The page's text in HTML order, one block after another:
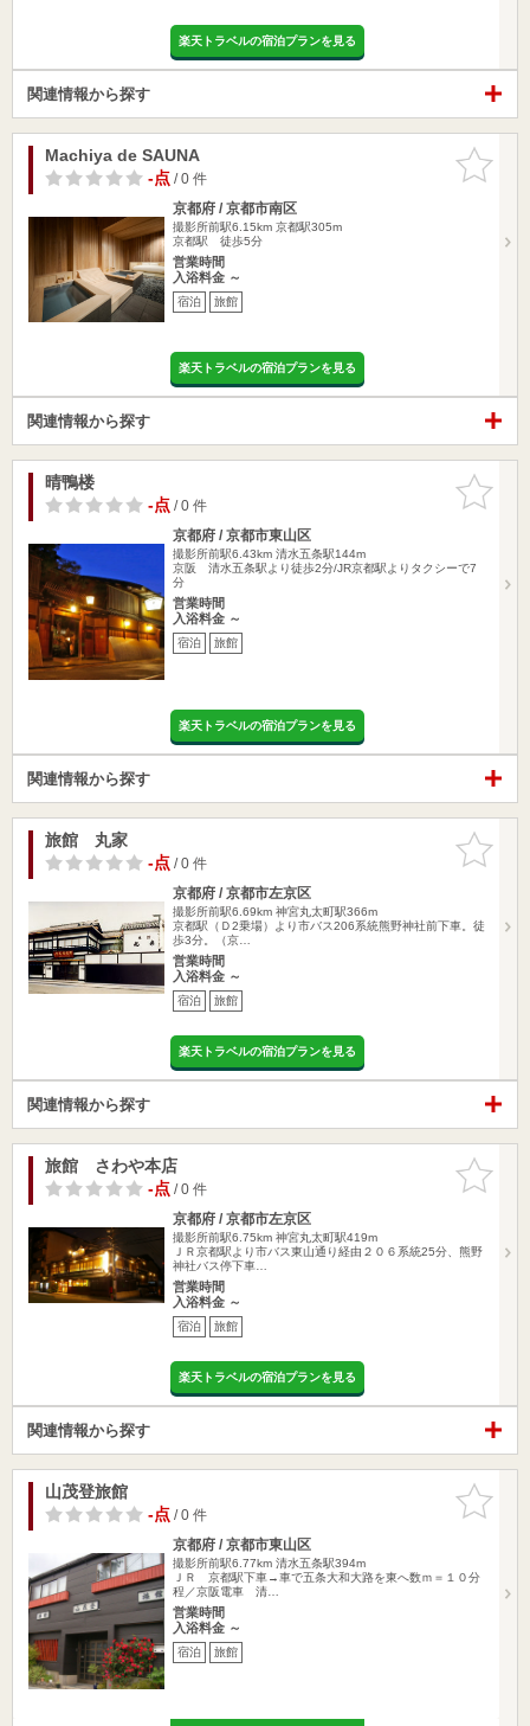
楽天トラベルの宿泊プランを見る
関連情報から探す
お気に入
りに追加
Machiya de SAUNA
-点/ 0 件
京都府 / 京都市南区
撮影所前駅6.15km 京都駅305m
京都駅 徒歩5分
営業時間
入浴料金 ～
宿泊 旅館
楽天トラベルの宿泊プランを見る
関連情報から探す
お気に入
りに追加
晴鴨楼
-点/ 0 件
京都府 / 京都市東山区
撮影所前駅6.43km 清水五条駅144m
京阪 清水五条駅より徒歩2分/JR京都駅よりタクシーで7
分
営業時間
入浴料金 ～
宿泊 旅館
楽天トラベルの宿泊プランを見る
関連情報から探す
お気に入
りに追加
旅館 丸家
-点/ 0 件
京都府 / 京都市左京区
撮影所前駅6.69km 神宮丸太町駅366m
京都駅（Ｄ2乗場）より市バス206系統熊野神社前下車。徒
歩3分。（京…
営業時間
入浴料金 ～
宿泊 旅館
楽天トラベルの宿泊プランを見る
関連情報から探す
お気に入
りに追加
旅館 さわや本店
-点/ 0 件
京都府 / 京都市左京区
撮影所前駅6.75km 神宮丸太町駅419m
ＪＲ京都駅より市バス東山通り経由２０６系統25分、熊野
神社バス停下車…
営業時間
入浴料金 ～
宿泊 旅館
楽天トラベルの宿泊プランを見る
関連情報から探す
お気に入
りに追加
山茂登旅館
-点/ 0 件
京都府 / 京都市東山区
撮影所前駅6.77km 清水五条駅394m
ＪＲ 京都駅下車→車で五条大和大路を東へ数ｍ＝１０分
程／京阪電車 清…
営業時間
入浴料金 ～
宿泊 旅館